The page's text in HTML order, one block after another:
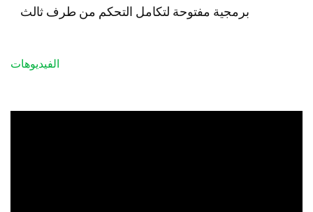
برمجية مفتوحة لتكامل التحكم من طرف ثالث
الفيديوهات